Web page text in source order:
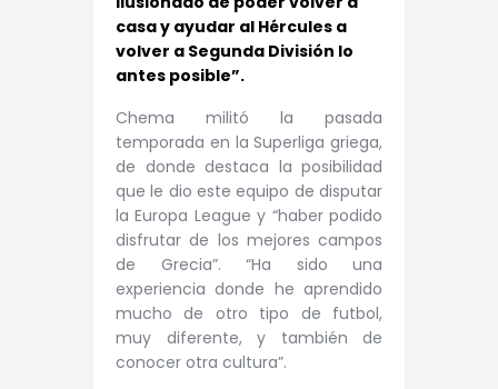
casa y ayudar al Hércules a
volver a Segunda División lo
antes posible”.
Chema militó la pasada
temporada en la Superliga griega,
de donde destaca la posibilidad
que le dio este equipo de disputar
la Europa League y “haber podido
disfrutar de los mejores campos
de Grecia”. “Ha sido una
experiencia donde he aprendido
mucho de otro tipo de futbol,
muy diferente, y también de
conocer otra cultura”.